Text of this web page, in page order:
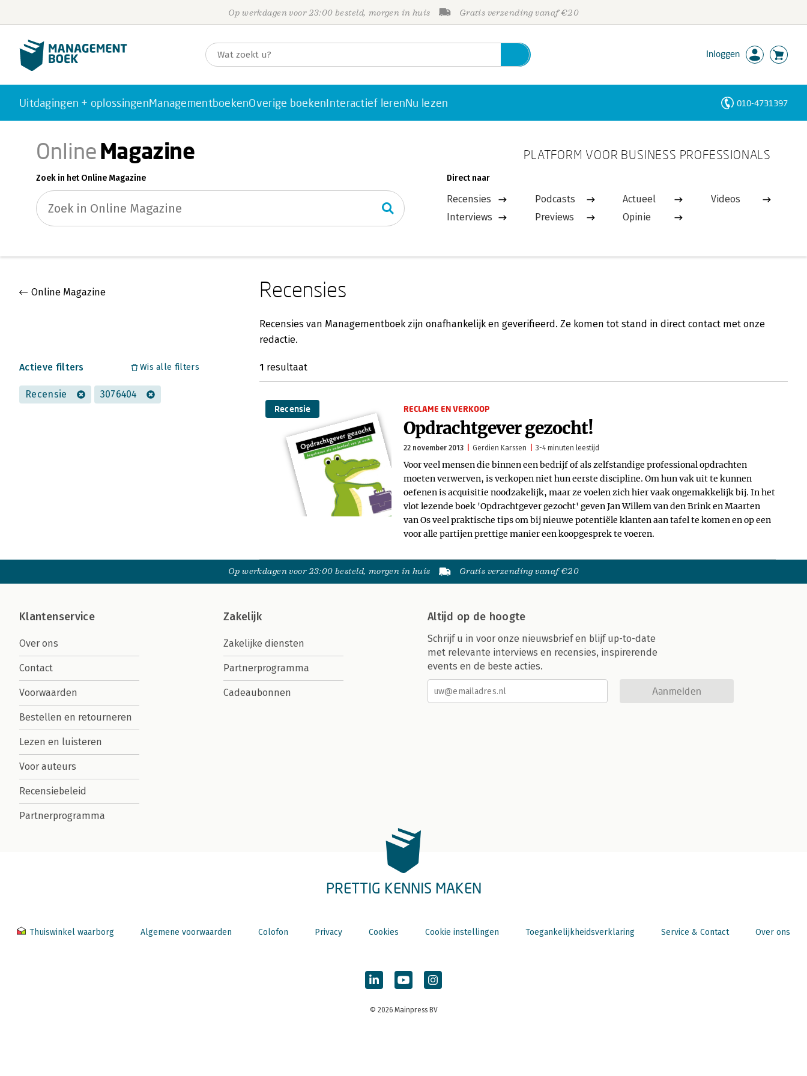
Op werkdagen voor 23:00 besteld, morgen in huis Gratis verzending vanaf €20
Inloggen
Uitdagingen + oplossingenManagementboekenOverige boekenInteractief lerenNu lezen 010-4731397
OnlineMagazine PLATFORM VOOR BUSINESS PROFESSIONALS
Zoek in het Online Magazine Direct naar
Recensies
Interviews
Podcasts
Previews
Actueel
Opinie
Videos
Gevonden artikelen
Online Magazine
Actieve filters Wis alle filters
Recensie 3076404
Recensies
Recensies van Managementboek zijn onafhankelijk en geverifieerd. Ze komen tot stand in direct contact met onze
redactie.
1 resultaat
Recensie RECLAME EN VERKOOP
Opdrachtgever gezocht!
22 november 2013 Gerdien Karssen 3-4 minuten leestijd
Voor veel mensen die binnen een bedrijf of als zelfstandige professional opdrachten
moeten verwerven, is verkopen niet hun eerste discipline. Om hun vak uit te kunnen
oefenen is acquisitie noodzakelijk, maar ze voelen zich hier vaak ongemakkelijk bij. In het
vlot lezende boek 'Opdrachtgever gezocht' geven Jan Willem van den Brink en Maarten
van Os veel praktische tips om bij nieuwe potentiële klanten aan tafel te komen en op een
voor alle partijen prettige manier een koopgesprek te voeren.
Op werkdagen voor 23:00 besteld, morgen in huis Gratis verzending vanaf €20
Klantenservice
Over ons
Contact
Voorwaarden
Bestellen en retourneren
Lezen en luisteren
Voor auteurs
Recensiebeleid
Partnerprogramma
Zakelijk
Zakelijke diensten
Partnerprogramma
Cadeaubonnen
Altijd op de hoogte
Schrijf u in voor onze nieuwsbrief en blijf up-to-date
met relevante interviews en recensies, inspirerende
events en de beste acties.
Aanmelden
PRETTIG KENNIS MAKEN
Thuiswinkel waarborg Algemene voorwaarden Colofon Privacy Cookies Cookie instellingen Toegankelijkheidsverklaring Service & Contact Over ons
© 2026 Mainpress BV
Personen
Trefwoorden